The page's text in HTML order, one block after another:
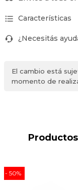
Características
¿Necesitás
El cambio está
momento de
50